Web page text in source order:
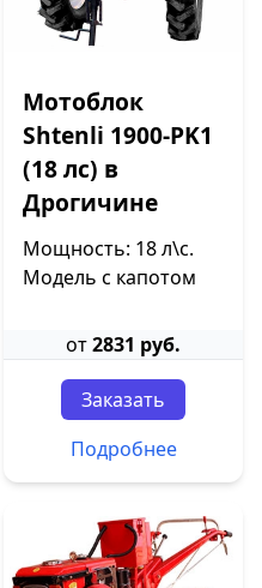
Мотоблок
Shtenli 1900-PK1
(18 лс) в
Дрогичине
Мощность: 18 л\с.
Модель с капотом
от2831 руб.
Заказать
Подробнее